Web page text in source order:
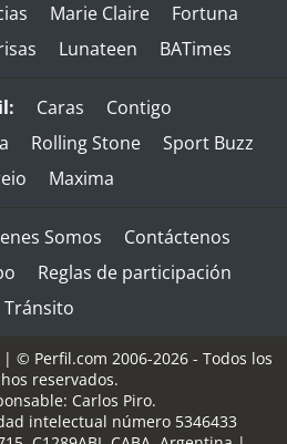
Marie Claire
Fortuna
Lunateen BATimes
Caras
Contigo
Rolling Stone
Sport Buzz
Maxima
Somos
Contáctenos
Reglas de participación
Tránsito
| © Perfil.com 2006-2026 - Todos los
reservados.
Carlos Piro.
intelectual número 5346433